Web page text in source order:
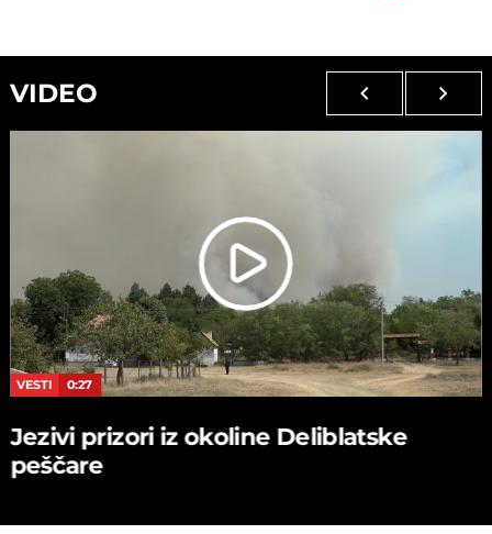
VIDEO
VESTI 0:27
Jezivi prizori iz okoline Deliblatske
peščare